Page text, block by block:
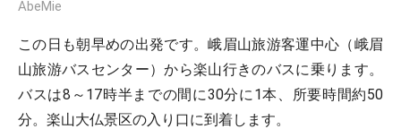
AbeMie
この日も朝早めの出発です。峨眉山旅游客運中心（峨眉
山旅游バスセンター）から楽山行きのバスに乗ります。
バスは8～17時半までの間に30分に1本、所要時間約50
分。楽山大仏景区の入り口に到着します。